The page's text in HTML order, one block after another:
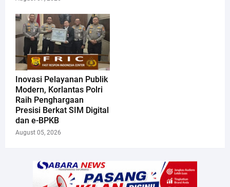
Inovasi Pelayanan Publik
Modern, Korlantas Polri
Raih Penghargaan
Presisi Berkat SIM Digital
dan e-BPKB
August 05, 2026